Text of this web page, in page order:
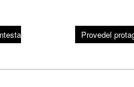
Provedel